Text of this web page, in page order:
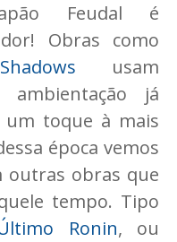
Feudal é
Obras como
usam
ambientação já
um toque à mais
época vemos
outras obras que
tempo. Tipo
Ronin, ou